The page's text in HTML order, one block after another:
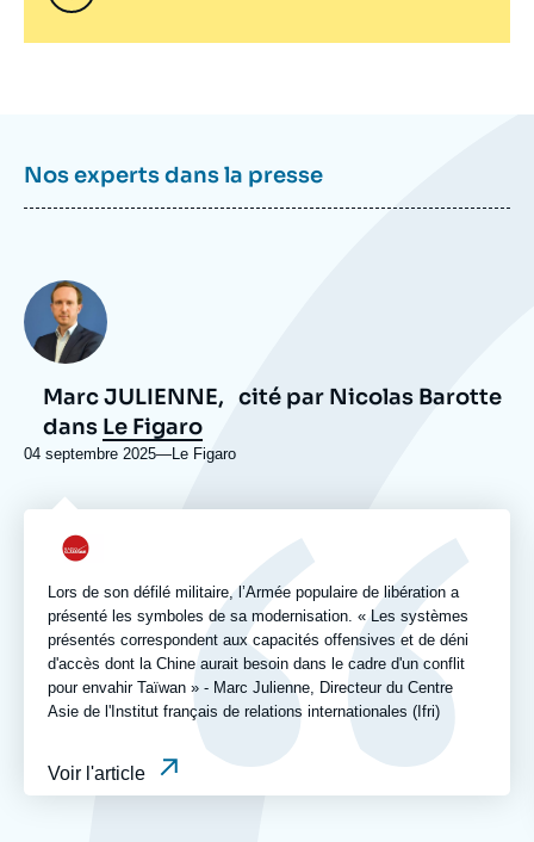
Nos experts dans la presse
Logo
Lors de son défilé militaire, l’Armée populaire de libération a
présenté les symboles de sa modernisation. « Les systèmes
présentés correspondent aux capacités offensives et de déni
d'accès dont la Chine aurait besoin dans le cadre d'un conflit
pour envahir Taïwan » - Marc Julienne, Directeur du Centre
Asie de l'Institut français de relations internationales (Ifri)
Voir l'article
Photo
Marc JULIENNE, cité par Nicolas Barotte
dans Le Figaro
04 septembre 2025— Nom
Le Figaro